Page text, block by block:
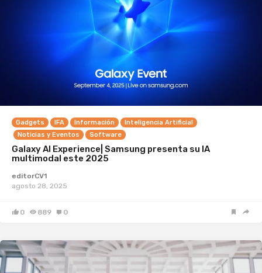
Gadgets IFA Información
Inteligencia Artificial
Noticias y Eventos
Software
Galaxy AI Experience| Samsung presenta su IA
multimodal este 2025
editorCV1
agosto 28, 2025
0 889 0